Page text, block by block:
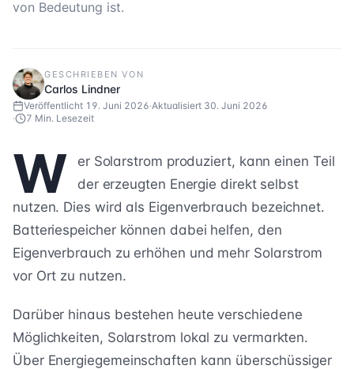
von Bedeutung ist.
GESCHRIEBEN VON
Carlos Lindner
Veröffentlicht 19. Juni 2026·Aktualisiert 30. Juni 2026
·
7 Min. Lesezeit
W
er Solarstrom produziert, kann einen Teil
der erzeugten Energie direkt selbst
nutzen. Dies wird als Eigenverbrauch bezeichnet.
Batteriespeicher können dabei helfen, den
Eigenverbrauch zu erhöhen und mehr Solarstrom
vor Ort zu nutzen.
Darüber hinaus bestehen heute verschiedene
Möglichkeiten, Solarstrom lokal zu vermarkten.
Über Energiegemeinschaften kann überschüssiger